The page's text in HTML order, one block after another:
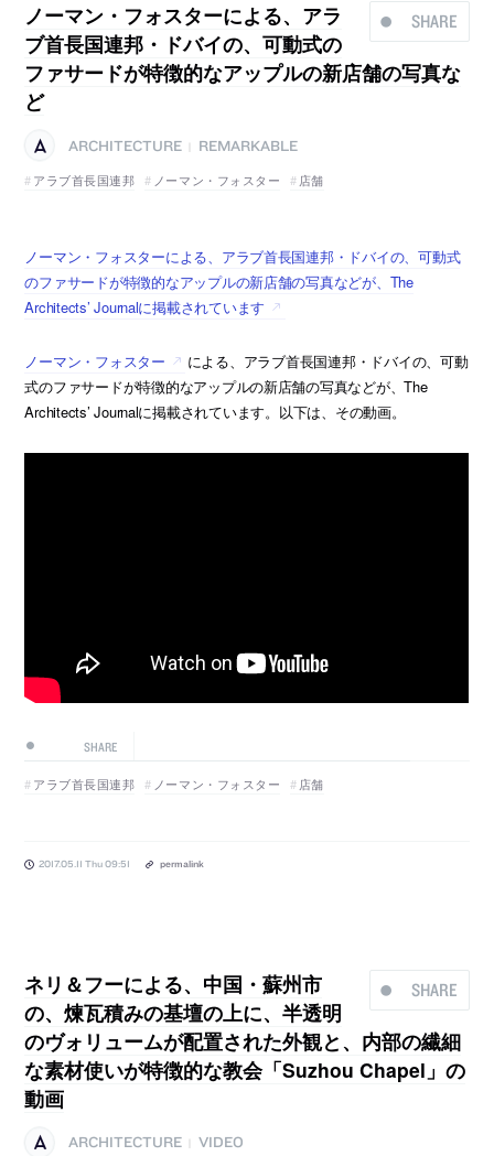
SHARE
ノーマン・フォスターによる、アラ
ブ首長国連邦・ドバイの、可動式の
ファサードが特徴的なアップルの新店舗の写真な
ど
ARCHITECTURE
REMARKABLE
アラブ首長国連邦
ノーマン・フォスター 店舗
ノーマン・フォスターによる、アラブ首長国連邦・ドバイの、可動式
のファサードが特徴的なアップルの新店舗の写真などが、The
Architects’ Journalに掲載されています
ノーマン・フォスター
による、アラブ首長国連邦・ドバイの、可動
式のファサードが特徴的なアップルの新店舗の写真などが、The
Architects’ Journalに掲載されています。以下は、その動画。
SHARE
アラブ首長国連邦 ノーマン・フォスター 店舗
2017.05.11 Thu 09:51 permalink
SHARE
ネリ＆フーによる、中国・蘇州市
の、煉瓦積みの基壇の上に、半透明
のヴォリュームが配置された外観と、内部の繊細
な素材使いが特徴的な教会「Suzhou Chapel」の
動画
ARCHITECTURE VIDEO